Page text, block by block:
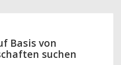
Basis von
suchen